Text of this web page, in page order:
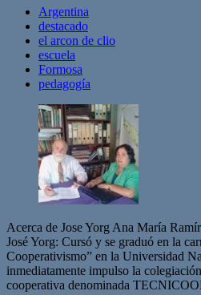
Argentina
destacado
el arcon de clio
escuela
Formosa
pedagogía
Acerca de Jose Yorg Ana María
José Yorg: Cursó y se graduó en la
Cooperativismo” en la Universidad
inmediatamente impulso la
cooperativa denominada